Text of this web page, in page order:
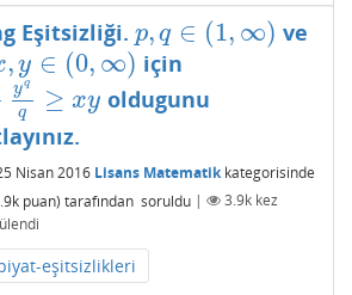
Eşitsizliği. p, q ∈ (1, ∞)
p,q∈(1 ,∞)
ve
, y ∈ (0, ∞)
,y∈ (0, ∞) için
yq
q ≥ xy
qq xy
oldugunu
Nisan 2016 Lisans Matematikkategorisinde
puan) tarafından soruldu | 3.9kkez
eşitsizlikleri